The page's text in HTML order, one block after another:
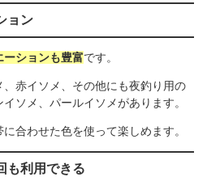
ョン
ーションも豊富です。
赤イソメ、その他にも夜釣り用の
ソメ、パールイソメがあります。
合わせた色を使って楽しめます。
も利用できる